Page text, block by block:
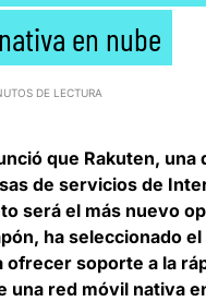
en nube
DE LECTURA
que Rakuten, una
de servicios de
será el más nuevo
ha seleccionado
ofrecer soporte a la
una red móvil nativa